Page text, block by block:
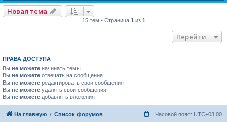
Новая тема
15 тем • Страница 1 из 1
Перейти
ПРАВА ДОСТУПА
Вы не можете начинать темы
Вы не можете отвечать на сообщения
Вы не можете редактировать свои сообщения
Вы не можете удалять свои сообщения
Вы не можете добавлять вложения
На главную Список форумов Часовой пояс: UTC+03:00